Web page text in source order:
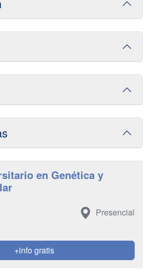
en Genética y
Presencial
+info gratis